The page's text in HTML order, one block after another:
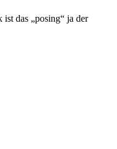
das „posing“ ja der